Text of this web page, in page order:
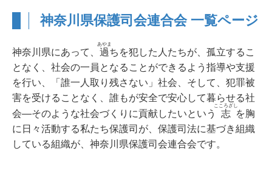
神奈川県保護司会連合会 一覧ページ
神奈川県にあって、 過
あやま
ちを犯した人たちが、孤立するこ
となく、社会の一員となることができるよう指導や支援
を行い、「誰一人取り残さない」社会、そして、犯罪被
害を受けることなく、誰もが安全で安心して暮らせる社
会—そのような社会づくりに貢献したいという
志
こころざし
を胸
に日々活動する私たち保護司が、保護司法に基づき組織
している組織が、神奈川県保護司会連合会です。